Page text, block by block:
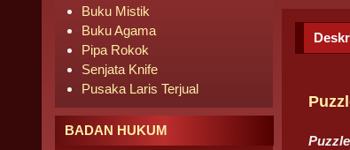
Buku Mistik
Buku Agama
Pipa Rokok
Senjata Knife
Pusaka Laris Terjual
BADAN HUKUM